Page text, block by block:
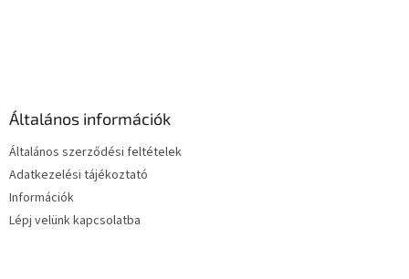
Általános információk
Általános szerződési feltételek
Adatkezelési tájékoztató
Információk
Lépj velünk kapcsolatba